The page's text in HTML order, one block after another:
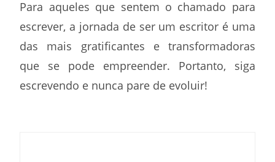
Para aqueles que sentem o chamado para
escrever, a jornada de ser um escritor é uma
das mais gratificantes e transformadoras
que se pode empreender. Portanto, siga
escrevendo e nunca pare de evoluir!